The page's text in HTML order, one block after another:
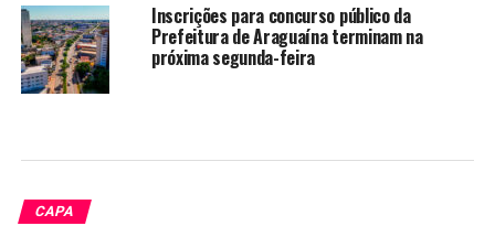
Inscrições para concurso público da
Prefeitura de Araguaína terminam na
próxima segunda-feira
CAPA